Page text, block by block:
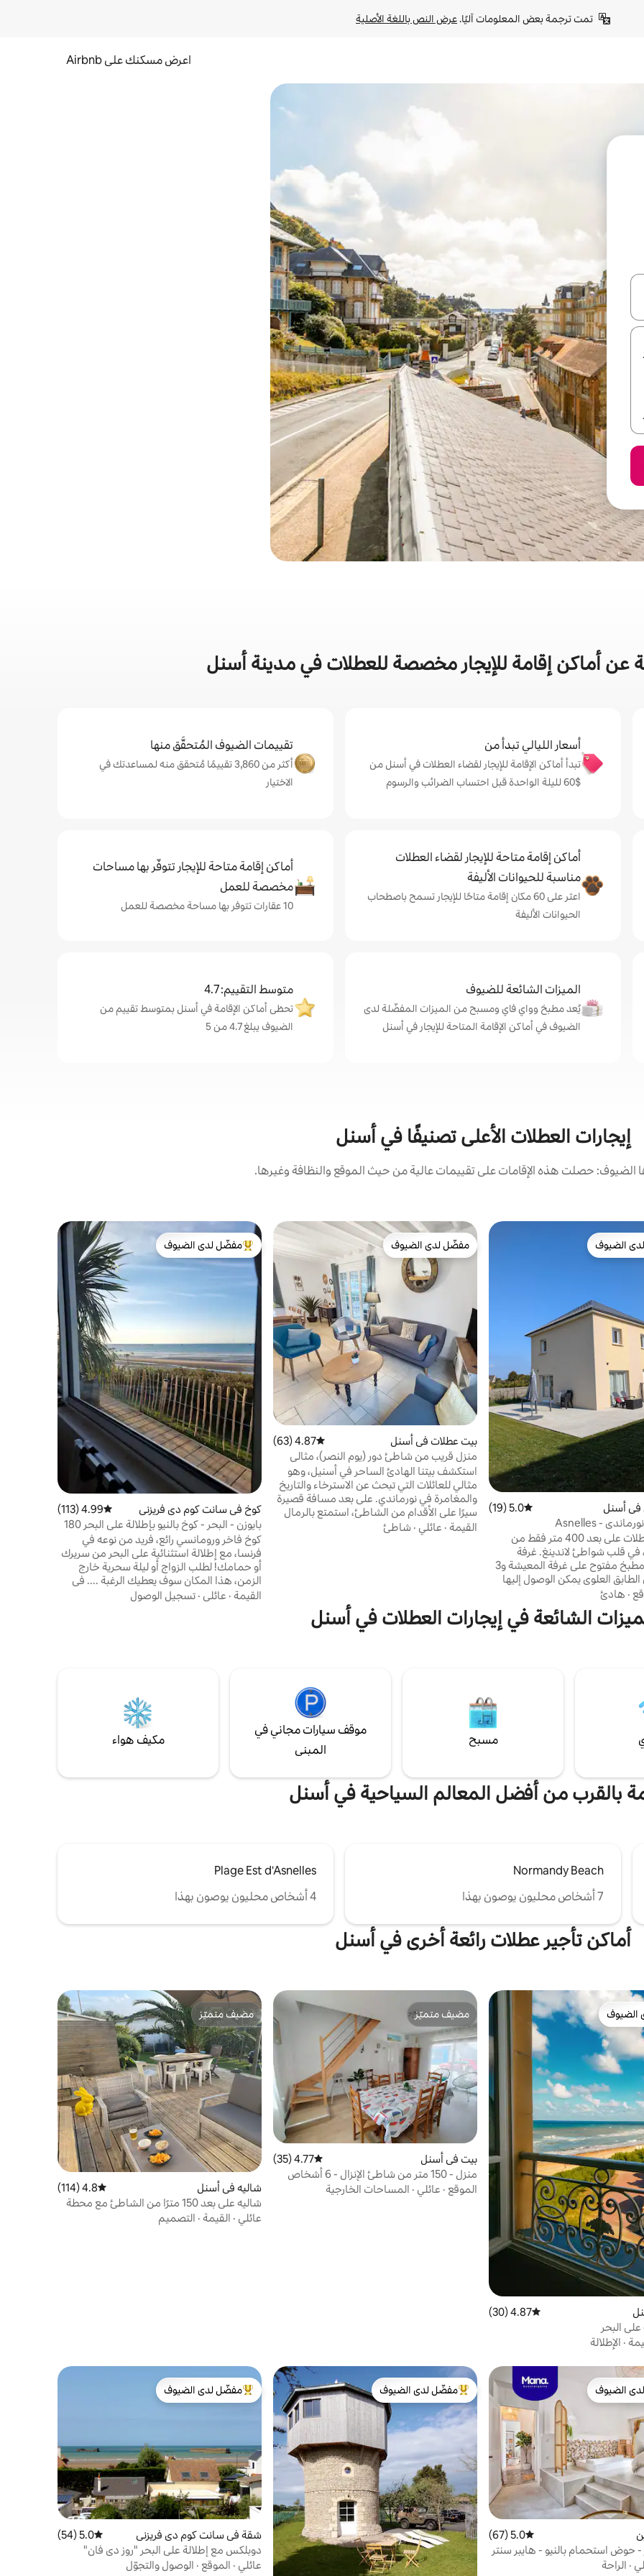
تمت ترجمة بعض المعلومات آليًا. عرض النص باللغة الأصلية
اعرض مسكنك على Airbnb
أو استكشف عن طريق اللمس أو السحب.
عن أماكن إقامة للإيجار مخصصة للعطلات في مدينة أسنل
أسعار الليالي تبدأ من
تبدأ أماكن الإقامة للإيجار لقضاء العطلات في أسنل من
$‏60 لليلة الواحدة قبل احتساب الضرائب والرسوم
تقييمات الضيوف المُتحقَّق منها
أكثر من 3,860 تقييمًا مُتحقق منه لمساعدتك في
الاختيار
أماكن إقامة متاحة للإيجار لقضاء العطلات
مناسبة للحيوانات الأليفة
اعثر على 60 مكان إقامة متاحًا للإيجار تسمح باصطحاب
الحيوانات الأليفة
أماكن إقامة متاحة للإيجار تتوفّر بها مساحات
مخصصة للعمل
10 عقارات تتوفر بها مساحة مخصصة للعمل
الميزات الشائعة للضيوف
يُعد مطبخ وواي فاي ومسبح من الميزات المفضّلة لدى
الضيوف في أماكن الإقامة المتاحة للإيجار في أسنل
متوسط التقييم: 4.7
تحظى أماكن الإقامة في أسنل بمتوسط تقييم من
الضيوف يبلغ 4.7 من 5
إيجارات العطلات الأعلى تصنيفًا في أسنل
الضيوف: حصلت هذه الإقامات على تقييمات عالية من حيث الموقع والنظافة وغيرها.
المفضّلة لدى الضيوف
الضيوف
أسنل متوسط التقييم 5.0 من 5، 19 مراجعات
5.0 (19)
بيت شاطئ نورماندي - Asnelles
يقع بيت العطلات على بعد 400 متر فقط من
جولد بيتش، في قلب شواطئ لاندينغ. غرفة
معيشة مع مطبخ مفتوح على غرفة المعيشة و3
العلوي يمكن الوصول إليها
عن طريق السلالم. شرفة بها أثاث حديقة وشواية
في الهواء الطلق في منزل
قريب من المتاجر والسوبر ماركت
· هادئ
مفضّل لدى الضيوف
مفضّل لدى الضيوف
بيت عطلات في أسنل متوسط التقييم 4.87 من 5، 63 مراجعات
4.87 (63)
منزل قريب من شاطئ دور (يوم النصر)، مثالي
للعائلات
استكشف بيتنا الهادئ الساحر في أسنيل، وهو
مثالي للعائلات التي تبحث عن الاسترخاء والتاريخ
والمغامرة في نورماندي. على بعد مسافة قصيرة
سيرًا على الأقدام من الشاطئ، استمتع بالرمال
الناعمة والرياضات المائية والأجواء التاريخية
الفريدة. يوفر لك المنزل وصولاً سريعًا إلى شاطئ
القيمة · عائلي · شاطئ
من أبرز البيوت المفضّلة لدى الضيوف
مفضّل لدى الضيوف
كوخ في سانت كوم دي فريزني متوسط التقييم 4.99 من 5، 113 مراجعات
4.99 (113)
بايوزن - البحر - كوخ بالنيو بإطلالة على البحر 180
درجة
كوخ فاخر ورومانسي رائع، فريد من نوعه في
فرنسا، مع إطلالة استثنائية على البحر من سريرك
أو حمامك! لطلب الزواج أو ليلة سحرية خارج
الزمن، هذا المكان سوف يعطيك الرغبة .... في
البقاء هناك. لحظة مضمونة. جميع وسائل الراحة
القيمة · عائلي · تسجيل الوصول
الشائعة في إيجارات العطلات في أسنل
مسبح
موقف سيارات مجاني في
المبنى
مكيف هواء
بالقرب من أفضل المعالم السياحية في أسنل
Normandy Beach
7 أشخاص محليون يوصون بهذا
Plage Est d'Asnelles
4 أشخاص محليون يوصون بهذا
أماكن تأجير عطلات رائعة أخرى في أسنل
الضيوف
الضيوف
متوسط التقييم 4.87 من 5، 30 مراجعات
4.87 (30)
على البحر
· الإطلالة
مضيف متميّز
مضيف متميّز
بيت في أسنل متوسط التقييم 4.77 من 5، 35 مراجعات
4.77 (35)
منزل - 150 متر من شاطئ الإنزال - 6 أشخاص
الموقع · عائلي · المساحات الخارجية
مضيف متميّز
مضيف متميّز
شاليه في أسنل متوسط التقييم 4.8 من 5، 114 مراجعات
4.8 (114)
شاليه على بعد 150 مترًا من الشاطئ مع محطة
شحن تيسلا
عائلي · القيمة · التصميم
المفضّلة لدى الضيوف
الضيوف
متوسط التقييم 5.0 من 5، 67 مراجعات
5.0 (67)
حوض استحمام بالنيو - هايبر سنتر
· الراحة
من أبرز البيوت المفضّلة لدى الضيوف
مفضّل لدى الضيوف
من أبرز البيوت المفضّلة لدى الضيوف
مفضّل لدى الضيوف
شقة في سانت كوم دي فريزني متوسط التقييم 5.0 من 5، 54 مراجعات
5.0 (54)
دوبلكس مع إطلالة على البحر "روز دي فان"
عائلي · الموقع · الوصول والتجوّل